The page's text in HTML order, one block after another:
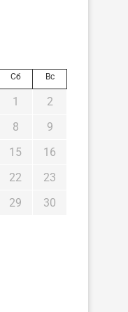
Сб Вс
1
2
8
9
15
16
22
23
29
30